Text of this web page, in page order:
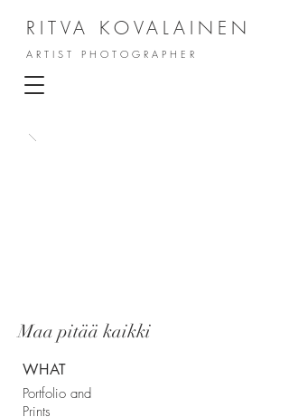
RITVA KOVALAINEN
ARTIST PHOTOGRAPHER
Maa pitää kaikki
WHAT
Portfolio and
Prints